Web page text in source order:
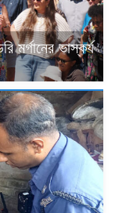
মর্গানের ভাস্কর্য